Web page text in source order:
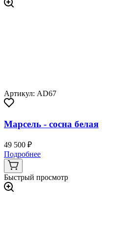
Артикул: AD67
Марсель - сосна белая
49 500 ₽
Подробнее
Быстрый просмотр